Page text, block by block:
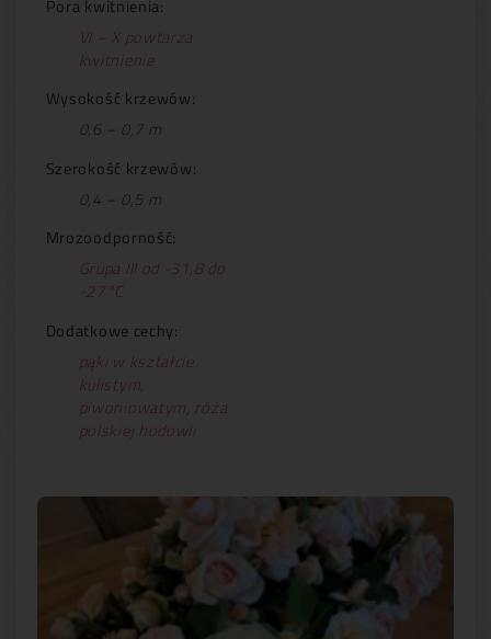
VI – X powtarza
kwitnienie
Wysokość krzewów:
0,6 – 0,7 m
Szerokość krzewów:
0,4 – 0,5 m
Mrozoodporność:
Grupa III od -31,8 do
-27°C
Dodatkowe cechy:
pąki w kształcie
kulistym,
piwoniowatym, róża
polskiej hodowli